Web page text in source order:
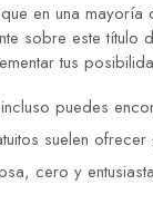
en una
sobre este
tus
puedes
suelen
cero y